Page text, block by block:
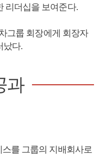
리더십을 보여준다.
그룹 회장에게 회장자
났다.
과
를 그룹의 지배회사로